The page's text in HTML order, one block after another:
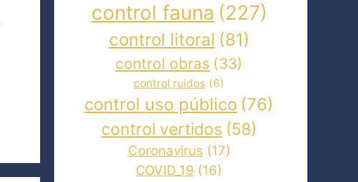
control fauna (227)
control litoral (81)
control obras (33)
control ruidos (6)
control uso público (76)
control vertidos (58)
Coronavirus (17)
COVID_19 (16)